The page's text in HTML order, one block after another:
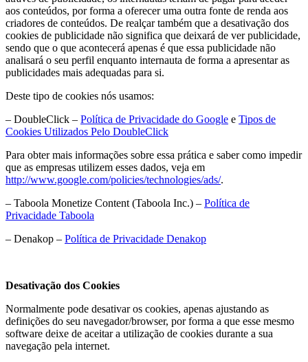
aos conteúdos, por forma a oferecer uma outra fonte de renda aos
criadores de conteúdos. De realçar também que a desativação dos
cookies de publicidade não significa que deixará de ver publicidade,
sendo que o que acontecerá apenas é que essa publicidade não
analisará o seu perfil enquanto internauta de forma a apresentar as
publicidades mais adequadas para si.
Deste tipo de cookies nós usamos:
– DoubleClick – Política de Privacidade do Google e Tipos de
Cookies Utilizados Pelo DoubleClick
Para obter mais informações sobre essa prática e saber como impedir
que as empresas utilizem esses dados, veja em
http://www.google.com/policies/technologies/ads/.
– Taboola Monetize Content (Taboola Inc.) – Política de
Privacidade Taboola
– Denakop – Política de Privacidade Denakop
Desativação dos Cookies
Normalmente pode desativar os cookies, apenas ajustando as
definições do seu navegador/browser, por forma a que esse mesmo
software deixe de aceitar a utilização de cookies durante a sua
navegação pela internet.